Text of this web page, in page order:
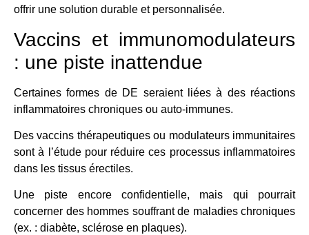
offrir une solution durable et personnalisée.
Vaccins et immunomodulateurs
: une piste inattendue
Certaines formes de DE seraient liées à des réactions
inflammatoires chroniques ou auto-immunes.
Des vaccins thérapeutiques ou modulateurs immunitaires
sont à l’étude pour réduire ces processus inflammatoires
dans les tissus érectiles.
Une piste encore confidentielle, mais qui pourrait
concerner des hommes souffrant de maladies chroniques
(ex. : diabète, sclérose en plaques).